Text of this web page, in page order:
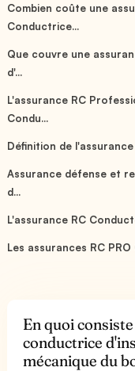
Combien coûte une
Conductrice...
Que couvre une
d'...
L'assurance RC
Condu...
Définition de
Assurance défense et
d...
L'assurance RC
Les assurances RC
En quoi
conductrice
mécanique du